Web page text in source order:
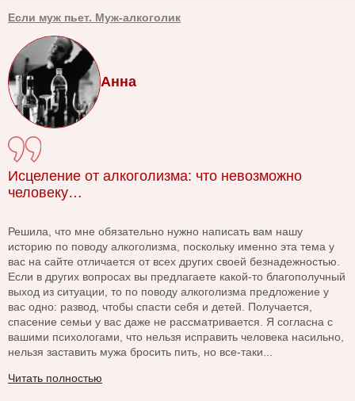
Если муж пьет. Муж-алкоголик
Анна
Исцеление от алкоголизма: что невозможно
человеку…
Решила, что мне обязательно нужно написать вам нашу
историю по поводу алкоголизма, поскольку именно эта тема у
вас на сайте отличается от всех других своей безнадежностью.
Если в других вопросах вы предлагаете какой-то благополучный
выход из ситуации, то по поводу алкоголизма предложение у
вас одно: развод, чтобы спасти себя и детей. Получается,
спасение семьи у вас даже не рассматривается. Я согласна с
вашими психологами, что нельзя исправить человека насильно,
нельзя заставить мужа бросить пить, но все-таки...
Читать полностью